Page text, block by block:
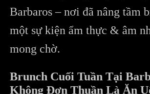
Barbaros – nơi đã nâng tầm
một sự kiện ẩm thực & âm
mong chờ.
Brunch Cuối Tuần Tại
Không Đơn Thuần Là Ăn